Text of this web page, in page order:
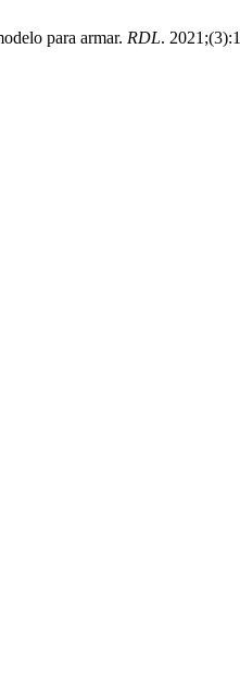
para armar. RDL.